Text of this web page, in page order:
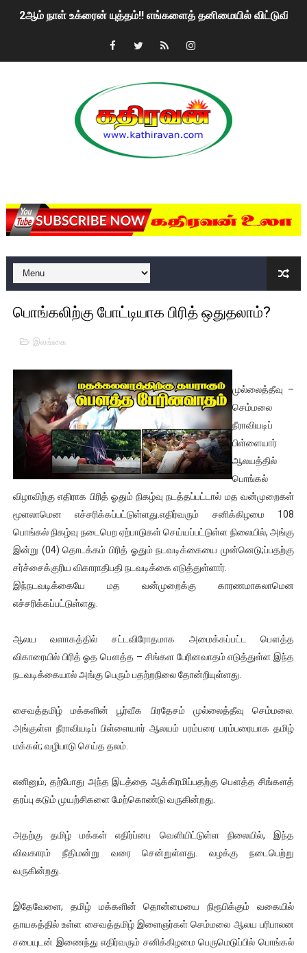
2ஆம் நாள் உக்ரைன் யுத்தம்!! எங்களைத் தனிமையில்
கதிரவன் வாசகர்களுக்கு இனிய பொங்கல் புத்தாண்டு
ரவுடி பேபிக்கு நடந்த தரமான சம்பவம்.. ஆபாச வீடியோக்களால்
காணாமல் போகும் பிள்ளையார்கள்!
யாழில் தமிழின தலைவர் பிரபாகரனின் பிறந்தநாளை
ஏர்போர்ட்டில் உதைத்த நபர் யார், என்ன நடந்தது?: உண்மையை
சீனா இலங்கையிடம் 8 மில்லியன் அமெரிக்க டொலர் நட்டஈடு
01/11/2021 Scotland ல் நடைபெறும் கண்டனப்
பாலச்சந்திரன் மற்றும் தன்னிடம் படித்த மாணவர்கள் தொடர்பில்
வர்ராரு...வர்ராரு... அண்ணாத்த : ரஜினிக்காக இலங்கை
கைது செய்யப்பட்ட இளைஞன் உயிரிழப்பு - கொதித்தெழுந்த
தடுப்பூசியை பெற்றுக் கொள்ளக் கூடிய இடங்கள்...
சிறுமியை பாலியல் வன்கொடுமை செய்த முதியவருக்கு
பிரபல நடிகை தூக்கிட்டு தற்கொலை!
வடிவேலுவுக்கு நீதிமன்றம் விதித்துள்ள அதிரடி உத்தரவு!
தியாகதீபம் லெப்.கேணல் திலீபன், கேணல் சங்கர் ஆகியோரின்
ஐ.நா முன்றலில் சீரற்ற காலநிலையிலும் தமிழின அழிப்பிற்கு
இளையராஜா – கமல் அவசர சந்திப்பு (படங்கள், விடியோ)
ஜனாதிபதி ஐக்கிய நாடுகளின் பொதுச் சபை கூட்டத்தில் இன்று
வலிமை தான் அஜித் திரைப்பயணத்திலே அதிக காலெக்ஷன் செய்த
அல்வா கொடுக்கின்றது இலங்கை!
பொங்கலிற்கு போட்டியாக பிரித் ஒதுதலாம்?
இலங்கை
முல்லைத்தீவு –
செம்மலை
நீராவியடிப்
பிள்ளையார்
ஆலயத்தில்
பொங்கல்
விழாவிற்கு எதிராக பிரித் ஓதும் நிகழ்வு நடத்தப்பட்டால் மத வன்முறைகள்
மூளலாமென எச்சரிக்கப்பட்டுள்ளது.எதிர்வரும் சனிக்கிழமை 108
பொங்கல் நிகழ்வு நடைபெற ஏற்பாடுகள் செய்யப்பட்டுள்ள நிலையில், அங்கு
இன்று (04) தொடக்கம் பிரித் ஓதும் நடவடிக்கையை முன்னெடு;ப்பதற்கு
சர்ச்சைக்குரிய விகாராதிபதி நடவடிக்கை எடுத்துள்ளார்.
இந்நடவடிக்கையே மத வன்முறைக்கு காரணமாகலாமென
எச்சரிக்கப்பட்டுள்ளது.
ஆலய வளாகத்தில் சட்டவிரோதமாக அமைக்கப்பட்ட பௌத்த
விகாரையில் பிரித் ஓத பௌத்த – சிங்கள பேரினவாதம் எடுத்துள்ள இந்த
நடவடிக்கையால் அங்கு பெரும் பதற்றநிலை தோன்றியுள்ளது.
சைவத்தமிழ் மக்களின் பூர்வீக பிரதேசம் முல்லைத்தீவு செம்மலை.
அங்குள்ள நீராவியடிப் பிள்ளையார் ஆலயம் பரம்பரை பரம்பரையாக தமிழ்
மக்கள்; வழிபாடு செய்த தலம்.
எனினும், தற்போது அந்த இடத்தை ஆக்கிரமிப்பதற்கு பௌத்த சிங்களத்
தரப்பு கடும் முயற்சிகளை மேற்கொண்டு வருகின்றது.
அதற்கு தமிழ் மக்கள் எதிர்ப்பை வெளியிட்டுள்ள நிலையில், இந்த
விவகாரம் நீதிமன்று வரை சென்றுள்ளது. வழக்கு நடைபெற்று
வருகின்றது.
இதேவேளை, தமிழ் மக்களின் தொன்மையை நிரூபிக்கும் வகையில்
தாயகத்தில் உள்ள சைவத்தமிழ் இளைஞர்கள் செம்மலை ஆலய பரிபாலன
சபையுடன் இணைந்து எதிர்வரும் சனிக்கிழமை பெருமெடுப்பில் பொங்கல்